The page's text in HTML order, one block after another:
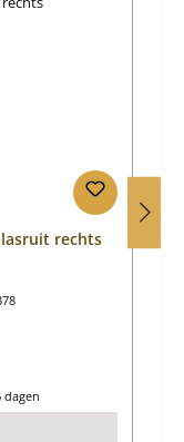
rechts
dagen